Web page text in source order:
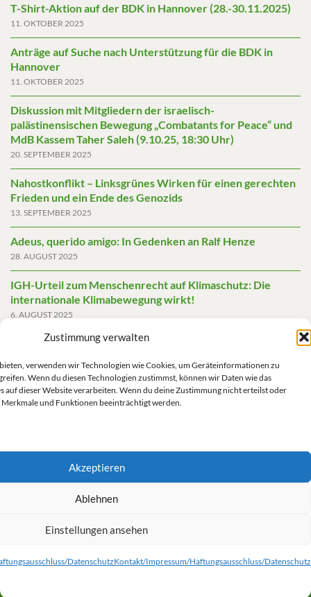
Zustimmung verwalten
verwenden wir Technologien wie Cookies, um Geräteinformationen zu
Wenn du diesen Technologien zustimmst, können wir Daten wie das
auf dieser Website verarbeiten. Wenn du deine Zustimmung nicht erteilst oder
und Funktionen beeinträchtigt werden.
Akzeptieren
Ablehnen
Einstellungen ansehen
DatenschutzKontakt/Impressum/Haftungsausschluss/Datenschutz
T-Shirt-Aktion auf der BDK in Hannover (28.-30.11.2025)
11. OKTOBER 2025
Anträge auf Suche nach Unterstützung für die BDK in
Hannover
11. OKTOBER 2025
Diskussion mit Mitgliedern der israelisch-
palästinensischen Bewegung „Combatants for Peace“ und
MdB Kassem Taher Saleh (9.10.25, 18:30 Uhr)
20. SEPTEMBER 2025
Nahostkonflikt – Linksgrünes Wirken für einen gerechten
Frieden und ein Ende des Genozids
13. SEPTEMBER 2025
Adeus, querido amigo: In Gedenken an Ralf Henze
28. AUGUST 2025
IGH-Urteil zum Menschenrecht auf Klimaschutz: Die
internationale Klimabewegung wirkt!
6. AUGUST 2025
Friedensgutachten 2025
Die AfD mit mehr Demokratie wegregieren
14. MAI 2025
Impressum/Datenschutz
Kontakt/Impressum/Haftungsausschluss/Datenschutz
© 2026 Grüne Linke.